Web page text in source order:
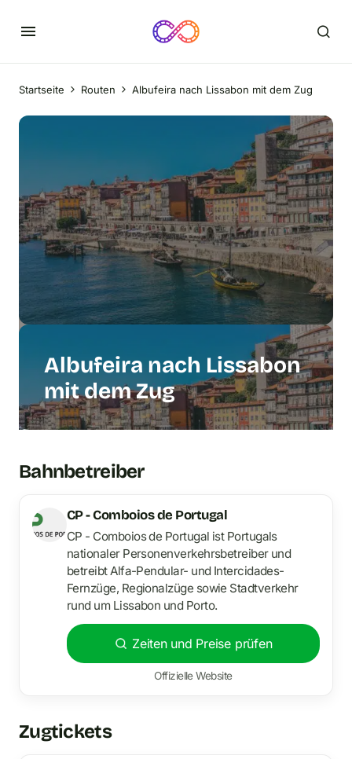
Startseite Routen Albufeira nach Lissabon mit dem Zug
Albufeira nach Lissabon
mit dem Zug
Bahnbetreiber
CP - Comboios de Portugal
CP - Comboios de Portugal ist Portugals
nationaler Personenverkehrsbetreiber und
betreibt Alfa-Pendular- und Intercidades-
Fernzüge, Regionalzüge sowie Stadtverkehr
rund um Lissabon und Porto.
Zeiten und Preise prüfen
Offizielle Website
Zugtickets